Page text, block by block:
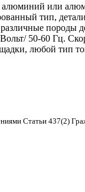
или
тип,
породы
Вольт/ 50-60 Гц.
любой тип
Статьи 437(2)